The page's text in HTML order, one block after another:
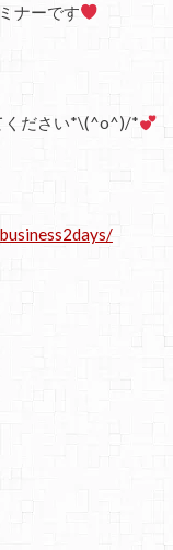
ナーです
ください*\(^o^)/*